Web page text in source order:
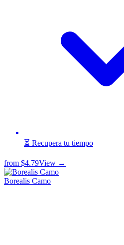
⏳ Recupera tu tiempo
from $4.79View →
Borealis Camo